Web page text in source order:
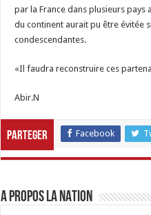
par la France dans plusieurs
du continent aurait pu être évitée
condescendantes.
«Il faudra reconstruire ces
Abir.N
Parteger Facebook
A propos LA NATION